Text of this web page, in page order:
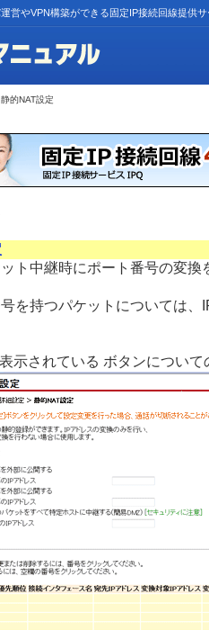
営やVPN構築ができる固定IP接続回線提供
的NAT設定
ト中継時にポート番号の変換
を持つパケットについては、
されている ボタンについて